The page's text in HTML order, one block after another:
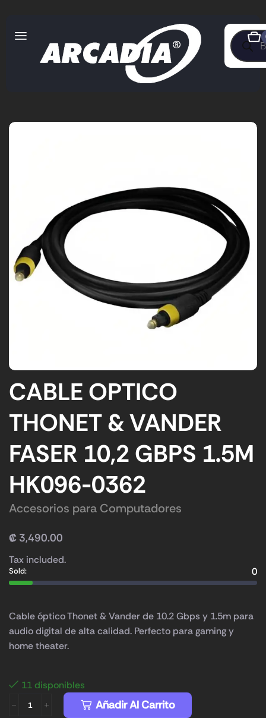
CABLE OPTICO
THONET & VANDER
FASER 10,2 GBPS 1.5M
HK096-0362
Accesorios para Computadores
₡ 3,490.00
Tax included.
Sold: 0
Cable óptico Thonet & Vander de 10.2 Gbps y 1.5m para
audio digital de alta calidad. Perfecto para gaming y
home theater.
11 disponibles
Añadir Al Carrito